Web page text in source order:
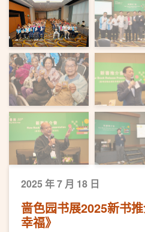
2025 年 7 月 18 日
啬色园书展2025新书
幸福》